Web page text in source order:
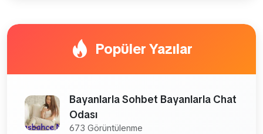
Popüler Yazılar
Bayanlarla Sohbet Bayanlarla Chat
Odası
673 Görüntülenme